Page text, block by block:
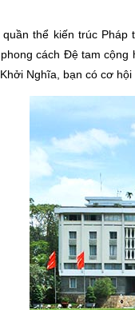
thể kiến trúc
cách Đệ tam cộng
Nghĩa, bạn có cơ